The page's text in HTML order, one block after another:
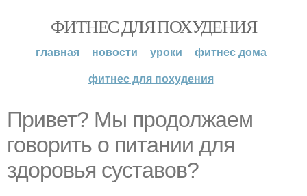
ФИТНЕС ДЛЯ ПОХУДЕНИЯ
главная новости уроки
фитнес дома
фитнес для похудения
Привет? Мы продолжаем
говорить о питании для
здоровья суставов?